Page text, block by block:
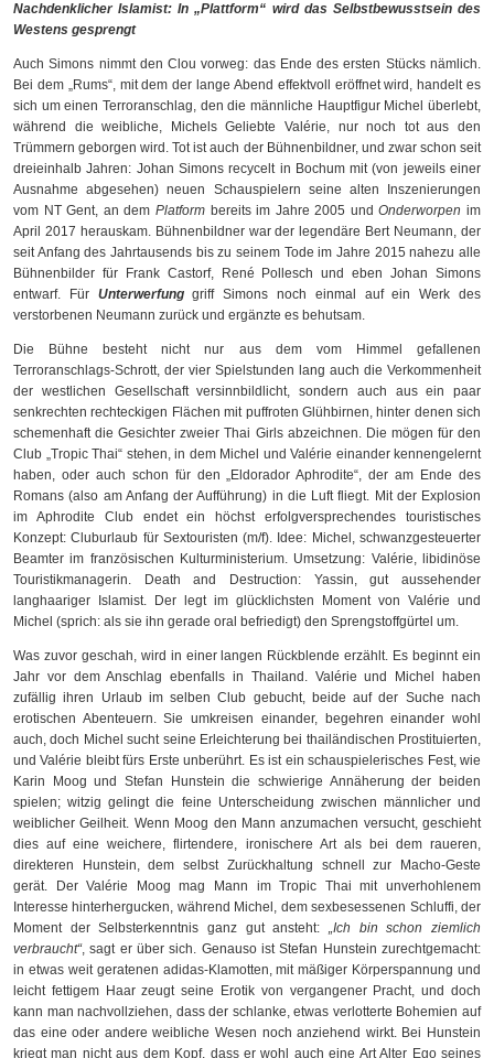
Nachdenklicher Islamist: In „Plattform“ wird das Selbstbewusstsein des
Westens gesprengt
Auch Simons nimmt den Clou vorweg: das Ende des ersten Stücks nämlich.
Bei dem „Rums“, mit dem der lange Abend effektvoll eröffnet wird, handelt es
sich um einen Terroranschlag, den die männliche Hauptfigur Michel überlebt,
während die weibliche, Michels Geliebte Valérie, nur noch tot aus den
Trümmern geborgen wird. Tot ist auch der Bühnenbildner, und zwar schon seit
dreieinhalb Jahren: Johan Simons recycelt in Bochum mit (von jeweils einer
Ausnahme abgesehen) neuen Schauspielern seine alten Inszenierungen
vom NT Gent, an dem Platformbereits im Jahre 2005 undOnderworpen im
April 2017 herauskam. Bühnenbildner war der legendäre Bert Neumann, der
seit Anfang des Jahrtausends bis zu seinem Tode im Jahre 2015 nahezu alle
Bühnenbilder für Frank Castorf, René Pollesch und eben Johan Simons
entwarf. Für Unterwerfunggriff Simons noch einmal auf ein Werk des
verstorbenen Neumann zurück und ergänzte es behutsam.
Die Bühne besteht nicht nur aus dem vom Himmel gefallenen
Terroranschlags-Schrott, der vier Spielstunden lang auch die Verkommenheit
der westlichen Gesellschaft versinnbildlicht, sondern auch aus ein paar
senkrechten rechteckigen Flächen mit puffroten Glühbirnen, hinter denen sich
schemenhaft die Gesichter zweier Thai Girls abzeichnen. Die mögen für den
Club „Tropic Thai“ stehen, in dem Michel und Valérie einander kennengelernt
haben, oder auch schon für den „Eldorador Aphrodite“, der am Ende des
Romans (also am Anfang der Aufführung) in die Luft fliegt. Mit der Explosion
im Aphrodite Club endet ein höchst erfolgversprechendes touristisches
Konzept: Cluburlaub für Sextouristen (m/f). Idee: Michel, schwanzgesteuerter
Beamter im französischen Kulturministerium. Umsetzung: Valérie, libidinöse
Touristikmanagerin. Death and Destruction: Yassin, gut aussehender
langhaariger Islamist. Der legt im glücklichsten Moment von Valérie und
Michel (sprich: als sie ihn gerade oral befriedigt) den Sprengstoffgürtel um.
Was zuvor geschah, wird in einer langen Rückblende erzählt. Es beginnt ein
Jahr vor dem Anschlag ebenfalls in Thailand. Valérie und Michel haben
zufällig ihren Urlaub im selben Club gebucht, beide auf der Suche nach
erotischen Abenteuern. Sie umkreisen einander, begehren einander wohl
auch, doch Michel sucht seine Erleichterung bei thailändischen Prostituierten,
und Valérie bleibt fürs Erste unberührt. Es ist ein schauspielerisches Fest, wie
Karin Moog und Stefan Hunstein die schwierige Annäherung der beiden
spielen; witzig gelingt die feine Unterscheidung zwischen männlicher und
weiblicher Geilheit. Wenn Moog den Mann anzumachen versucht, geschieht
dies auf eine weichere, flirtendere, ironischere Art als bei dem raueren,
direkteren Hunstein, dem selbst Zurückhaltung schnell zur Macho-Geste
gerät. Der Valérie Moog mag Mann im Tropic Thai mit unverhohlenem
Interesse hinterhergucken, während Michel, dem sexbesessenen Schluffi, der
Moment der Selbsterkenntnis ganz gut ansteht: „Ich bin schon ziemlich
verbraucht“, sagt er über sich. Genauso ist Stefan Hunstein zurechtgemacht:
in etwas weit geratenen adidas-Klamotten, mit mäßiger Körperspannung und
leicht fettigem Haar zeugt seine Erotik von vergangener Pracht, und doch
kann man nachvollziehen, dass der schlanke, etwas verlotterte Bohemien auf
das eine oder andere weibliche Wesen noch anziehend wirkt. Bei Hunstein
kriegt man nicht aus dem Kopf, dass er wohl auch eine Art Alter Ego seines